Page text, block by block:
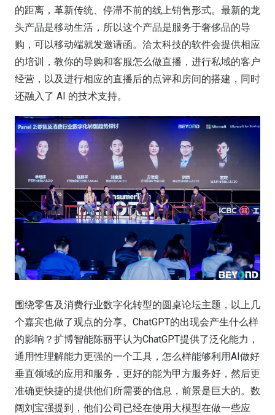
的距离，革新传统、停滞不前的线上销售形式。最新的龙
头产品是移动生活，所以这个产品是服务于奢侈品的导
购，可以移动端就发邀请函。洽太科技的软件会提供相应
的培训，教你的导购和客服怎么做直播，进行私域的客户
经营，以及进行相应的直播后的点评和房间的搭建，同时
还融入了 AI 的技术支持。
围绕零售及消费行业数字化转型的圆桌论坛主题，以上几
个嘉宾也做了观点的分享。ChatGPT的出现会产生什么样
的影响？扩博智能陈丽平认为ChatGPT提供了泛化能力，
通用性理解能力更强的一个工具，怎么样能够利用AI做好
垂直领域的应用和服务，更好的能为甲方服务好，然后更
准确更快捷的提供他们所需要的信息，前景是巨大的。数
阔刘宝强提到，他们公司已经在使用大模型在做一些应